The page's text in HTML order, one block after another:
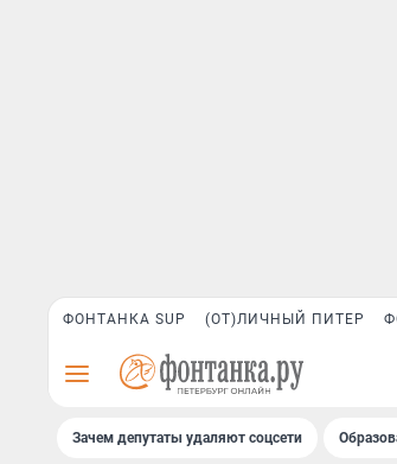
ФОНТАНКА SUP (ОТ)ЛИЧНЫЙ ПИТЕР
Зачем депутаты удаляют соцсети